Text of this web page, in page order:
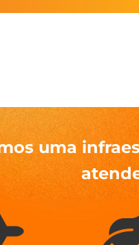
uma